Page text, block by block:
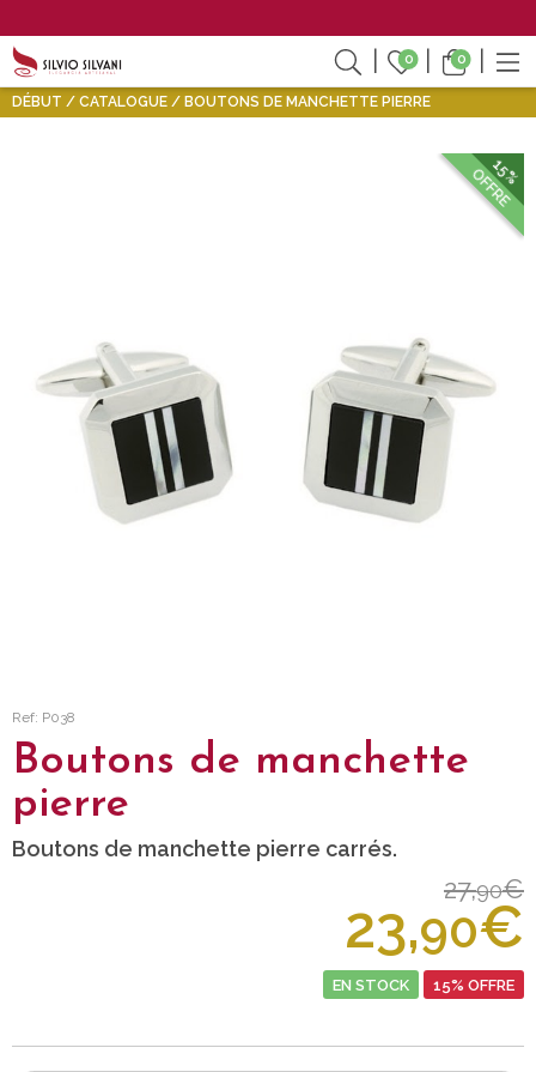
0 0
DÉBUT CATALOGUE BOUTONS DE MANCHETTE PIERRE
15%
OFFRE
Ref: P038
Boutons de manchette
pierre
Boutons de manchette pierre carrés.
27,90€
23,90€
EN STOCK 15% OFFRE